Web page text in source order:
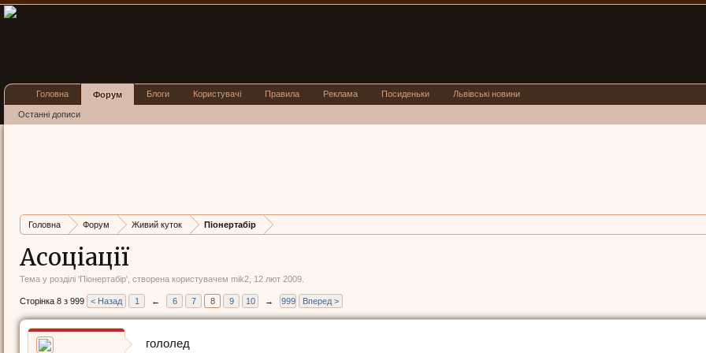
Головна Форум Живий куток Піонертабір
Асоціації
Тема у розділі 'Піонертабір', створена користувачем mik2 12 лют 2009
Сторінка 8 з 999 < Назад 1 ← 6 7 8 9 10 → 999 Вперед >
гололед
Головна Форум
Останні дописи
Блоги Користувачі Правила Реклама Посиденьки Львівські новини